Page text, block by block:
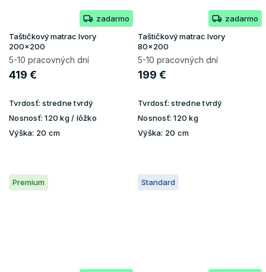
zadarmo
Taštičkový matrac Ivory
200x200
5-10 pracovných dní
419 €
Tvrdosť: stredne tvrdý
Nosnosť: 120 kg / lôžko
Výška: 20 cm
zadarmo
Taštičkový matrac Ivory
80x200
5-10 pracovných dní
199 €
Tvrdosť: stredne tvrdý
Nosnosť: 120 kg
Výška: 20 cm
Premium Standard